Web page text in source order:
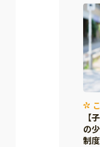
【
の
制